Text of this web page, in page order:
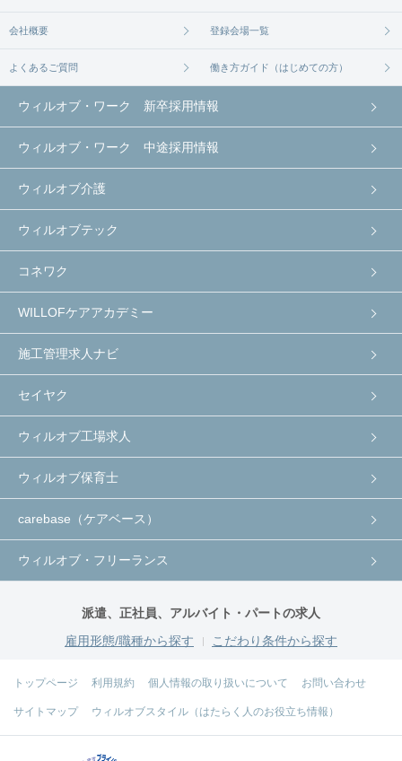
会社概要 登録会場一覧
よくあるご質問 働き方ガイド（はじめての方）
ウィルオブ・ワーク 新卒採用情報
ウィルオブ・ワーク 中途採用情報
ウィルオブ介護
ウィルオブテック
コネワク
WILLOFケアアカデミー
施工管理求人ナビ
セイヤク
ウィルオブ工場求人
ウィルオブ保育士
carebase（ケアベース）
ウィルオブ・フリーランス
派遣、正社員、アルバイト・パートの求人
雇用形態/職種から探す
こだわり条件から探す
トップページ 利用規約 個人情報の取り扱いについて お問い合わせ
サイトマップ ウィルオブスタイル（はたらく人のお役立ち情報）